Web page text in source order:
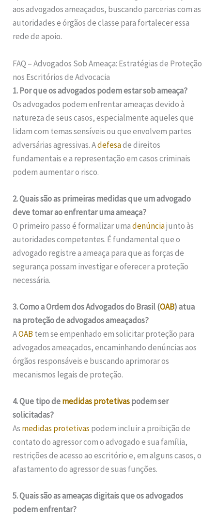
aos advogados ameaçados, buscando parcerias com as
autoridades e órgãos de classe para fortalecer essa
rede de apoio.
FAQ – Advogados Sob Ameaça: Estratégias de Proteção
nos Escritórios de Advocacia
1. Por que os advogados podem estar sob ameaça?
Os advogados podem enfrentar ameaças devido à
natureza de seus casos, especialmente aqueles que
lidam com temas sensíveis ou que envolvem partes
adversárias agressivas. Adefesade direitos
fundamentais e a representação em casos criminais
podem aumentar o risco.
2. Quais são as primeiras medidas que um advogado
deve tomar ao enfrentar uma ameaça?
O primeiro passo é formalizar umadenúnciajunto às
autoridades competentes. É fundamental que o
advogado registre a ameaça para que as forças de
segurança possam investigar e oferecer a proteção
necessária.
3. Como a Ordem dos Advogados do Brasil (OAB) atua
na proteção de advogados ameaçados?
AOABtem se empenhado em solicitar proteção para
advogados ameaçados, encaminhando denúncias aos
órgãos responsáveis e buscando aprimorar os
mecanismos legais de proteção.
4. Que tipo demedidas protetivaspodem ser
solicitadas?
As medidas protetivas podem incluir a proibição de
contato do agressor com o advogado e sua família,
restrições de acesso ao escritório e, em alguns casos, o
afastamento do agressor de suas funções.
5. Quais são as ameaças digitais que os advogados
podem enfrentar?